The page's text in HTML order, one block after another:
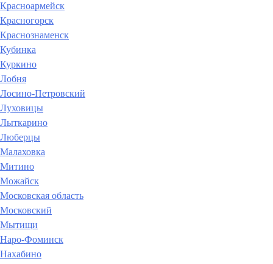
Красноармейск
Красногорск
Краснознаменск
Кубинка
Куркино
Лобня
Лосино-Петровский
Луховицы
Лыткарино
Люберцы
Малаховка
Митино
Можайск
Московская область
Московский
Мытищи
Наро-Фоминск
Нахабино